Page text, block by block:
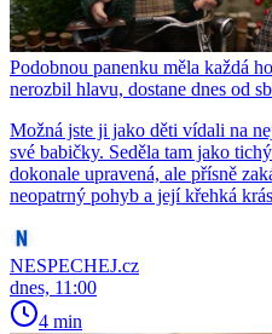
Podobnou panenku měla každá
nerozbil hlavu, dostane dnes od
Možná jste ji jako děti vídali na
své babičky. Seděla tam jako
dokonale upravená, ale přísně
neopatrný pohyb a její křehká
NESPECHEJ.cz
dnes, 11:00
4 min